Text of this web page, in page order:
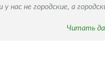
нас не городские, а
Читать